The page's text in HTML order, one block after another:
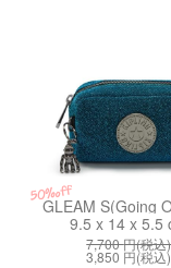
50%off
GLEAM S(Going
9.5 x 14 x 5.5
7,700円(税込)
3,850 円(税込)